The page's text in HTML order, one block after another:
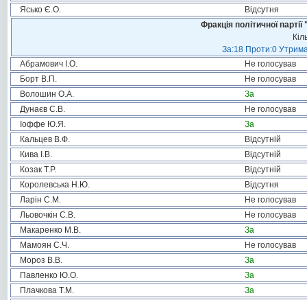
Ясько Є.О.
Відсутня
Фракція політичної
За:18 Проти:0
Абрамович І.О.
Не голосував
Борт В.П.
Не голосував
Волошин О.А.
За
Дунаєв С.В.
Не голосував
Іоффе Ю.Я.
За
Кальцев В.Ф.
Відсутній
Кива І.В.
Відсутній
Козак Т.Р.
Відсутній
Королевська Н.Ю.
Відсутня
Ларін С.М.
Не голосував
Льовочкін С.В.
Не голосував
Макаренко М.В.
За
Мамоян С.Ч.
Не голосував
Мороз В.В.
За
Павленко Ю.О.
За
Плачкова Т.М.
За